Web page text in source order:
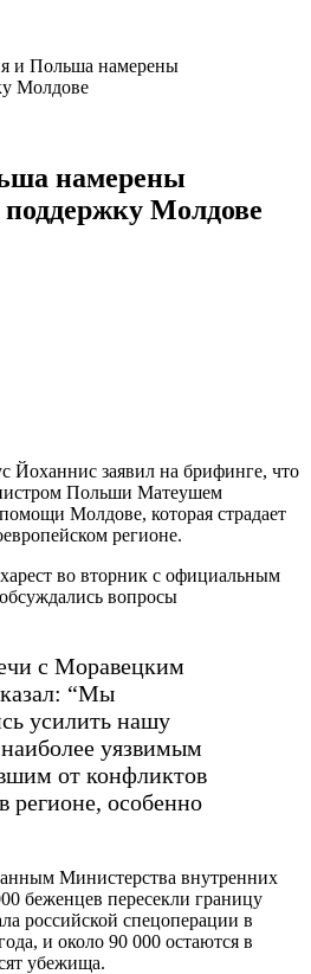
и Польша намерены
Молдове
намерены
поддержку Молдове
Йоханнис заявил на брифинге, что
Польши Матеушем
Молдове, которая страдает
регионе.
во вторник с официальным
вопросы
с Моравецким
“Мы
усилить нашу
уязвимым
от конфликтов
регионе, особенно
Министерства внутренних
беженцев пересекли границу
российской спецоперации в
и около 90 000 остаются в
убежища.